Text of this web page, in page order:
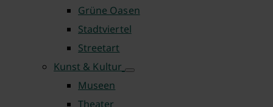
Grüne Oasen
Stadtviertel
Streetart
Kunst & Kultur
Museen
Theater